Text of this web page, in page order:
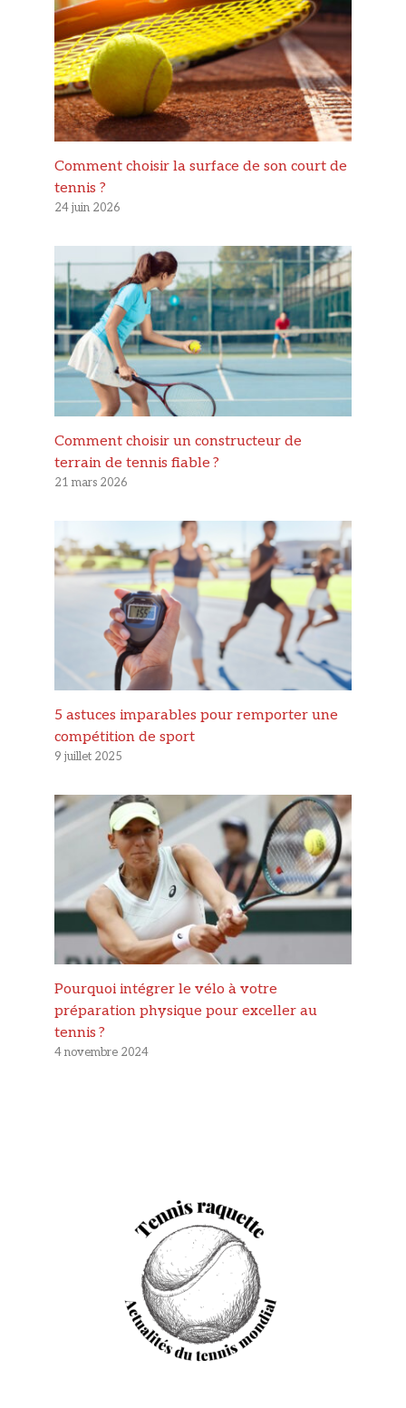
Comment choisir la surface de son court de
tennis ?
24 juin 2026
Comment choisir un constructeur de
terrain de tennis fiable ?
21 mars 2026
5 astuces imparables pour remporter une
compétition de sport
9 juillet 2025
Pourquoi intégrer le vélo à votre
préparation physique pour exceller au
tennis ?
4 novembre 2024